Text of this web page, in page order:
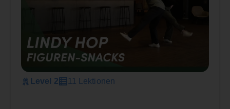
Level 2 11 Lektionen